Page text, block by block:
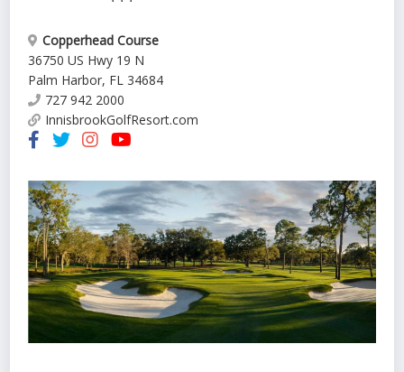
Copperhead Course
36750 US Hwy 19 N
Palm Harbor, FL 34684
727 942 2000
InnisbrookGolfResort.com